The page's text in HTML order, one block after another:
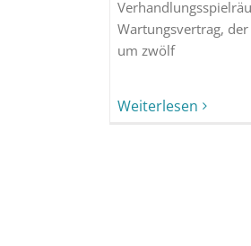
Wartungsvertrag,
um zwölf
Weiterlesen